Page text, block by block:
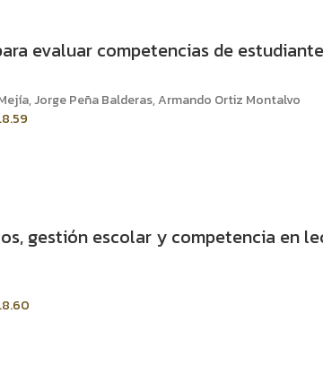
evaluar competencias de
Jorge Peña Balderas, Armando Ortiz Montalvo
gestión escolar y competencia en